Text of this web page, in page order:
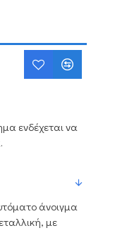
ενδέχεται να
άνοιγμα
με